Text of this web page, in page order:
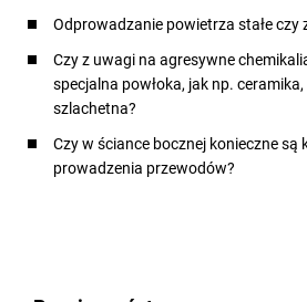
Odprowadzanie powietrza stałe czy
Czy z uwagi na agresywne
specjalna powłoka, jak np.
szlachetna?
Czy w ściance bocznej konieczne są
prowadzenia przewodów?